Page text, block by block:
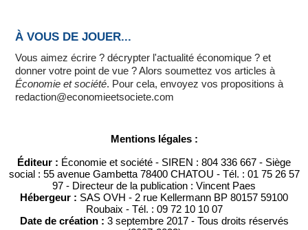
À VOUS DE JOUER...
Vous aimez écrire ? décrypter l'actualité économique ? et
donner votre point de vue ? Alors soumettez vos articles à
Économie et société. Pour cela, envoyez vos propositions à
redaction@economieetsociete.com
Mentions légales :
Éditeur : Économie et société - SIREN : 804 336 667 - Siège
social : 55 avenue Gambetta 78400 CHATOU - Tél. : 01 75 26 57
97 - Directeur de la publication : Vincent Paes
Hébergeur : SAS OVH - 2 rue Kellermann BP 80157 59100
Roubaix - Tél. : 09 72 10 10 07
Date de création : 3 septembre 2017 - Tous droits réservés